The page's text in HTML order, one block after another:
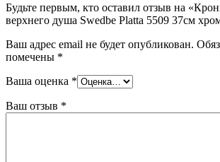
Будьте первым, кто оставил отзыв на
верхнего душа Swedbe Platta 5509 37см
Ваш адрес email не будет опубликован.
помечены *
Ваша оценка *
Ваш отзыв *